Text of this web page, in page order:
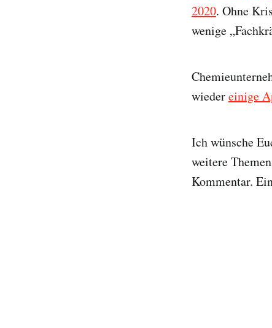
2020. Ohne
wenige
wiedereinige
Ich wünsche
weitere
Kommentar.